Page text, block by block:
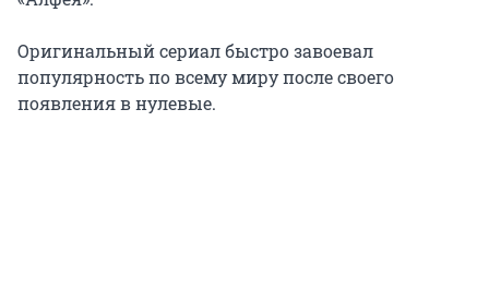
Оригинальный сериал быстро завоевал
популярность по всему миру после своего
появления в нулевые.